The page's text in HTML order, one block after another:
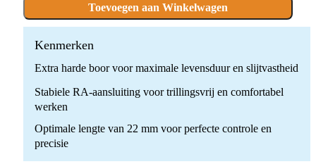
100
stuks
quantity
Toevoegen aan Winkelwagen
Kenmerken
Extra harde boor voor maximale levensduur en slijtvastheid
Stabiele RA-aansluiting voor trillingsvrij en comfortabel
werken
Optimale lengte van 22 mm voor perfecte controle en
precisie